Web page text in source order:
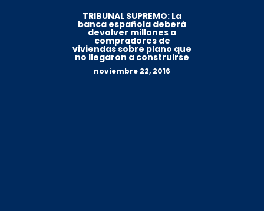
TRIBUNAL SUPREMO: La
banca española deberá
devolver millones a
compradores de
viviendas sobre plano que
no llegaron a construirse
noviembre 22, 2016